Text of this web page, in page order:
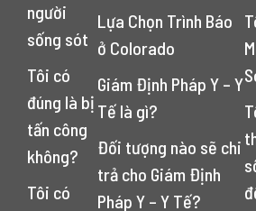
người
sống sót
Tôi có
đúng là bị
tấn công
không?
Tôi có
Lựa Chọn Trình Báo
ở Colorado
Giám Định Pháp Y – Y
Tế là gì?
Đối tượng nào sẽ chi
trả cho Giám Định
Pháp Y – Y Tế?